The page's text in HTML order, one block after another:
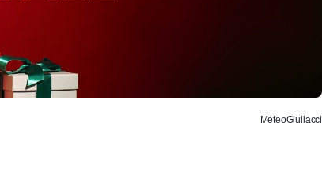
MeteoGiuliacci